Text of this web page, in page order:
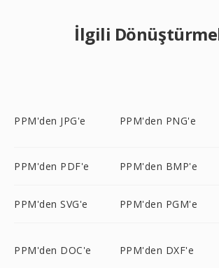
İlgili
PPM'den JPG'e PPM'den PNG'e
PPM'den PDF'e PPM'den BMP'e
PPM'den SVG'e PPM'den PGM'e
PPM'den DOC'e PPM'den DXF'e